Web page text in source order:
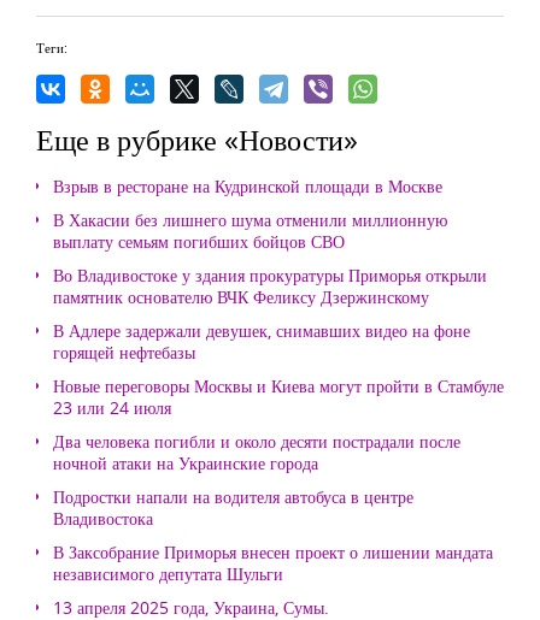
Теги:
Еще в рубрике «Новости»
Взрыв в ресторане на Кудринской площади в Москве
В Хакасии без лишнего шума отменили миллионную
выплату семьям погибших бойцов СВО
Во Владивостоке у здания прокуратуры Приморья открыли
памятник основателю ВЧК Феликсу Дзержинскому
В Адлере задержали девушек, снимавших видео на фоне
горящей нефтебазы
Новые переговоры Москвы и Киева могут пройти в Стамбуле
23 или 24 июля
Два человека погибли и около десяти пострадали после
ночной атаки на Украинские города
Подростки напали на водителя автобуса в центре
Владивостока
В Заксобрание Приморья внесен проект о лишении мандата
независимого депутата Шульги
13 апреля 2025 года, Украина, Сумы.